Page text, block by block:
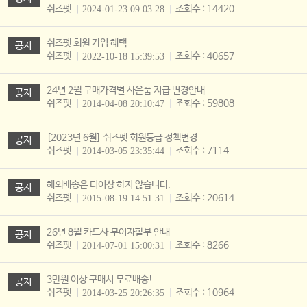
쉬즈펫
2024-01-23 09:03:28 조회수 : 14420
공지
쉬즈펫 회원 가입 혜택
쉬즈펫
2022-10-18 15:39:53 조회수 : 40657
공지
24년 2월 구매가격별 사은품 지급 변경안내
쉬즈펫
2014-04-08 20:10:47 조회수 : 59808
공지
[2023년 6월] 쉬즈펫 회원등급 정책변경
쉬즈펫
2014-03-05 23:35:44 조회수 : 7114
공지
해외배송은 더이상 하지 않습니다.
쉬즈펫
2015-08-19 14:51:31 조회수 : 20614
공지
26년 8월 카드사 무이자할부 안내
쉬즈펫
2014-07-01 15:00:31 조회수 : 8266
공지
3만원 이상 구매시 무료배송!
쉬즈펫
2014-03-25 20:26:35 조회수 : 10964